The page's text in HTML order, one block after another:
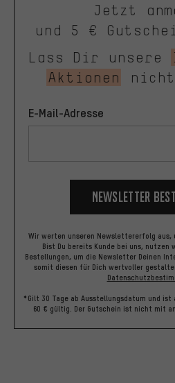
Jetzt
und 5 €
Lass Dir unsere
Aktionen
nicht
E-Mail-Adresse
Newsletter
Wir werten unseren Newslettererfolg aus,
Bist Du bereits Kunde bei uns, nutzen
Bestellungen, um die Newsletter Deinen
somit diesen für Dich wertvoller
*Gilt 30 Tage ab Ausstellungsdatum und
60 € gültig. Der Gutschein ist nicht mit